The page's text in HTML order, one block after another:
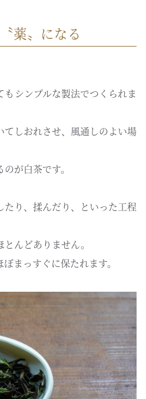
薬〟になる
シンプルな製法でつくられま
てしおれさせ、風通しのよい場
が白茶です。
り、揉んだり、といった工程
んどありません。
まっすぐに保たれます。